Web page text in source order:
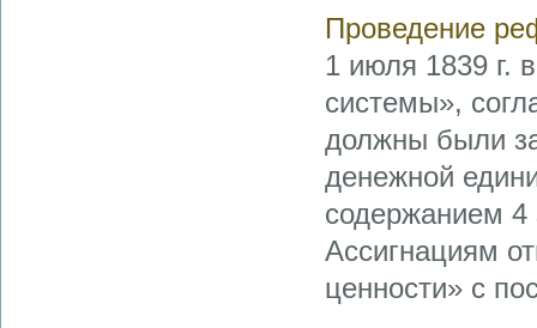
Проведение
1 июля 1839 г.
системы»,
должны были
денежной
содержанием 4
Ассигнациям
ценности» с